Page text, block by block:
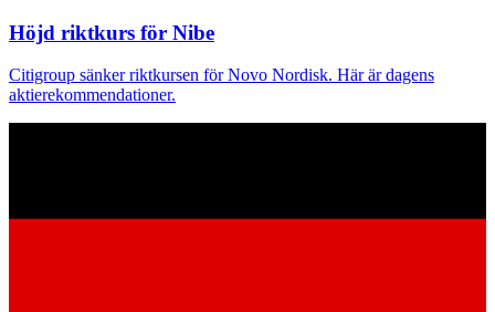
Höjd riktkurs för Nibe
Citigroup sänker riktkursen för Novo Nordisk. Här är dagens
aktierekommendationer.